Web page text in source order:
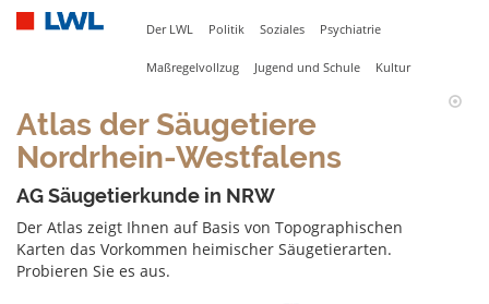
Der LWL Politik Soziales Psychiatrie
Maßregelvollzug Jugend und Schule Kultur
Atlas der Säugetiere
Nordrhein-Westfalens
AG Säugetierkunde in NRW
Der Atlas zeigt Ihnen auf Basis von Topographischen
Karten das Vorkommen heimischer Säugetierarten.
Probieren Sie es aus.